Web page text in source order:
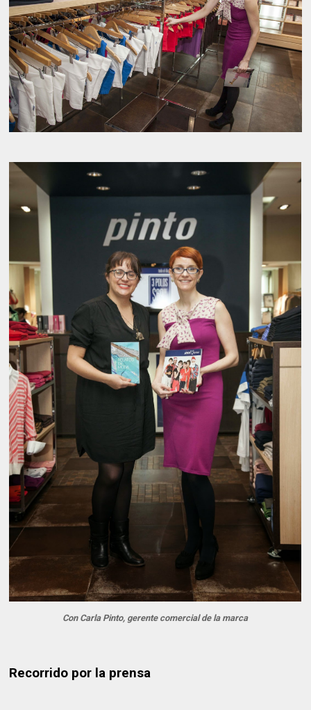
Con Carla Pinto, gerente comercial de la marca
Recorrido por la prensa